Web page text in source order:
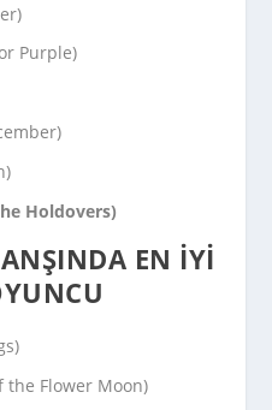
)
Purple)
)
)
Holdovers)
EN İYI
)
the Flower Moon)